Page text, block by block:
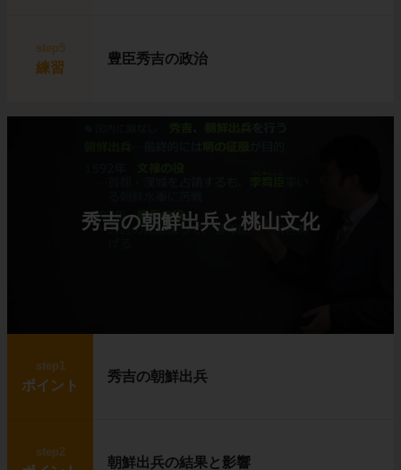
step5
練習
豊臣秀吉の政治
秀吉の朝鮮出兵と桃山文化
step1
ポイント
秀吉の朝鮮出兵
step2
朝鮮出兵の結果と影響